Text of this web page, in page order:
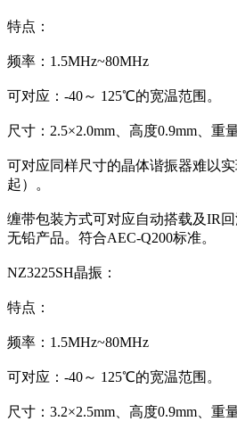
特点：
频率：1.5MHz~80MHz
可对应：-40～ 125℃的宽温范围。
尺寸：2.5×2.0mm、高度0.9mm、重
可对应同样尺寸的晶体谐振器难以
起）。
缠带包装方式可对应自动搭载及IR
无铅产品。符合AEC-Q200标准。
NZ3225SH晶振：
特点：
频率：1.5MHz~80MHz
可对应：-40～ 125℃的宽温范围。
尺寸：3.2×2.5mm、高度0.9mm、重